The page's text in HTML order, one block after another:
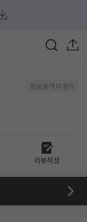
정보공개 미동의
리뷰작성